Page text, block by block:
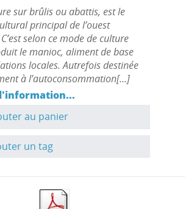
sur brûlis ou abattis, est le
principal de l’ouest
selon ce mode de culture
le manioc, aliment de base
locales. Autrefois destinée
à l’autoconsommation[...]
au panier
un tag